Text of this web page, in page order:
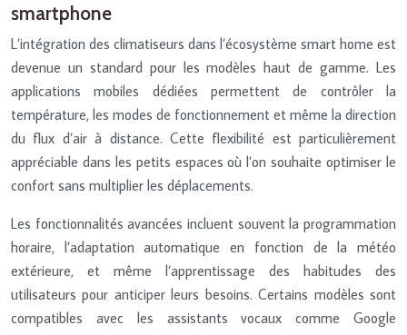
smartphone
L’intégration des climatiseurs dans l’écosystème smart home est
devenue un standard pour les modèles haut de gamme. Les
applications mobiles dédiées permettent de contrôler la
température, les modes de fonctionnement et même la direction
du flux d’air à distance. Cette flexibilité est particulièrement
appréciable dans les petits espaces où l’on souhaite optimiser le
confort sans multiplier les déplacements.
Les fonctionnalités avancées incluent souvent la programmation
horaire, l’adaptation automatique en fonction de la météo
extérieure, et même l’apprentissage des habitudes des
utilisateurs pour anticiper leurs besoins. Certains modèles sont
compatibles avec les assistants vocaux comme Google